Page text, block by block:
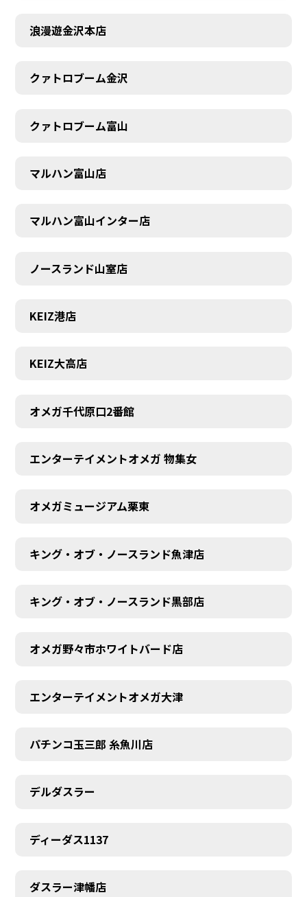
浪漫遊金沢本店
クァトロブーム金沢
クァトロブーム富山
マルハン富山店
マルハン富山インター店
ノースランド山室店
KEIZ港店
KEIZ大高店
オメガ千代原口2番館
エンターテイメントオメガ 物集女
オメガミュージアム栗東
キング・オブ・ノースランド魚津店
キング・オブ・ノースランド黒部店
オメガ野々市ホワイトバード店
エンターテイメントオメガ大津
パチンコ玉三郎 糸魚川店
デルダスラー
ディーダス1137
ダスラー津幡店